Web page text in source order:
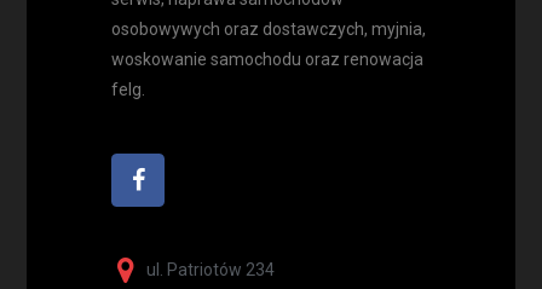
osobowywych oraz dostawczych, myjnia,
woskowanie samochodu oraz renowacja
felg.
ul. Patriotów 234